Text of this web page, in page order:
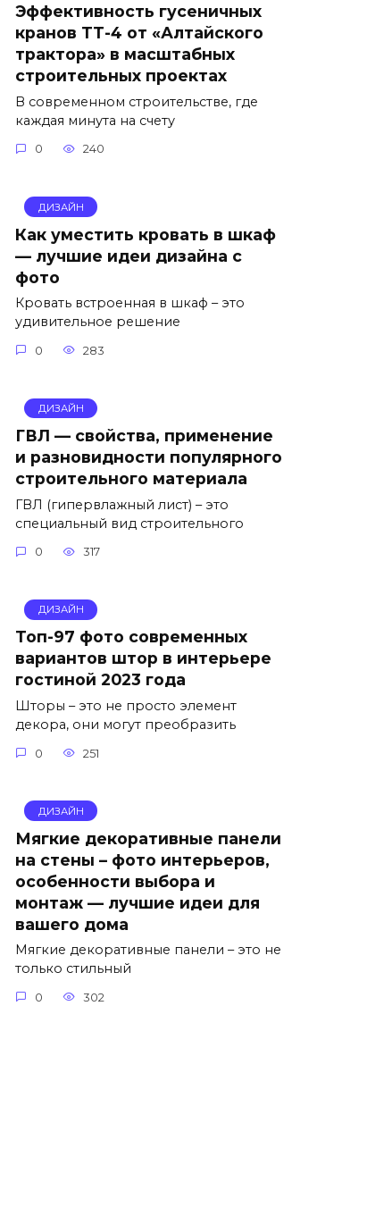
Эффективность гусеничных
кранов ТТ-4 от «Алтайского
трактора» в масштабных
строительных проектах
В современном строительстве, где
каждая минута на счету
0 240
ДИЗАЙН
Как уместить кровать в шкаф
— лучшие идеи дизайна с
фото
Кровать встроенная в шкаф – это
удивительное решение
0 283
ДИЗАЙН
ГВЛ — свойства, применение
и разновидности популярного
строительного материала
ГВЛ (гипервлажный лист) – это
специальный вид строительного
0 317
ДИЗАЙН
Топ-97 фото современных
вариантов штор в интерьере
гостиной 2023 года
Шторы – это не просто элемент
декора, они могут преобразить
0 251
ДИЗАЙН
Мягкие декоративные панели
на стены – фото интерьеров,
особенности выбора и
монтаж — лучшие идеи для
вашего дома
Мягкие декоративные панели – это не
только стильный
0 302